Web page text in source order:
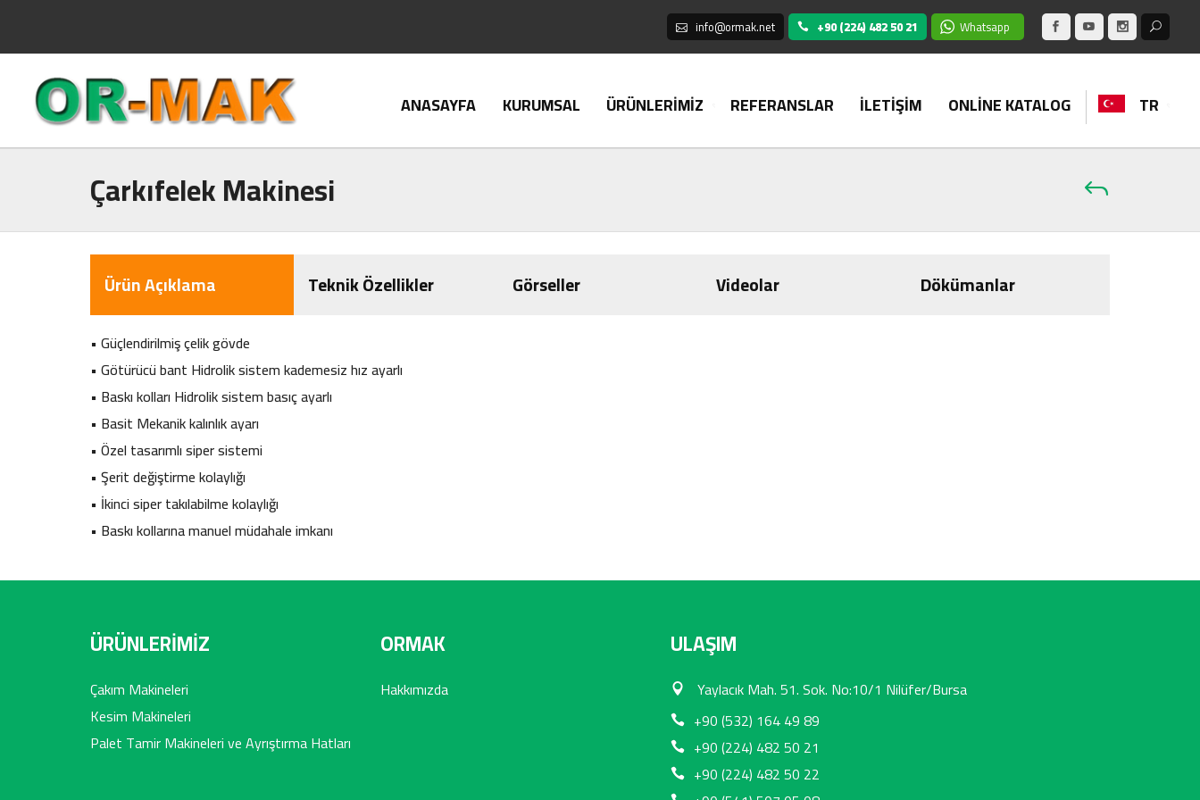
info@ormak.net +90 (224) 482 50 21 Whatsapp
ANASAYFA KURUMSAL ÜRÜNLERİMİZ REFERANSLAR İLETİŞİM ONLİNE KATALOG TR
Çarkıfelek Makinesi
Ürün Açıklama Teknik Özellikler Görseller Videolar Dökümanlar
• Güçlendirilmiş çelik gövde
• Götürücü bant Hidrolik sistem kademesiz hız ayarlı
• Baskı kolları Hidrolik sistem basıç ayarlı
• Basit Mekanik kalınlık ayarı
• Özel tasarımlı siper sistemi
• Şerit değiştirme kolaylığı
• İkinci siper takılabilme kolaylığı
• Baskı kollarına manuel müdahale imkanı
ÜRÜNLERİMİZ
Çakım Makineleri
Kesim Makineleri
Palet Tamir Makineleri ve Ayrıştırma Hatları
ORMAK
Hakkımızda
ULAŞIM
Yaylacık Mah. 51. Sok. No:10/1 Nilüfer/Bursa
+90 (532) 164 49 89
+90 (224) 482 50 21
+90 (224) 482 50 22